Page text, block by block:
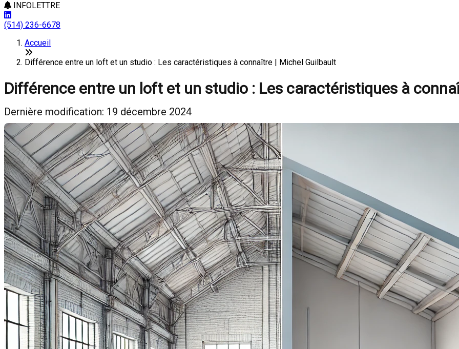
INFOLETTRE
(514) 236-6678
Accueil
Différence entre un loft et un studio : Les caractéristiques à connaître | Michel Guilbault
Différence entre un loft et un studio : Les caractéristiques à
Dernière modification: 19 décembre 2024